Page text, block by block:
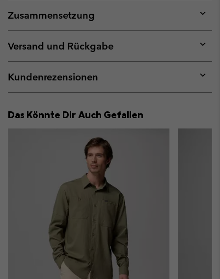
Zusammensetzung
or
Versand und Rückgabe
or
Kundenrezensionen
or
Das Könnte Dir Auch Gefallen